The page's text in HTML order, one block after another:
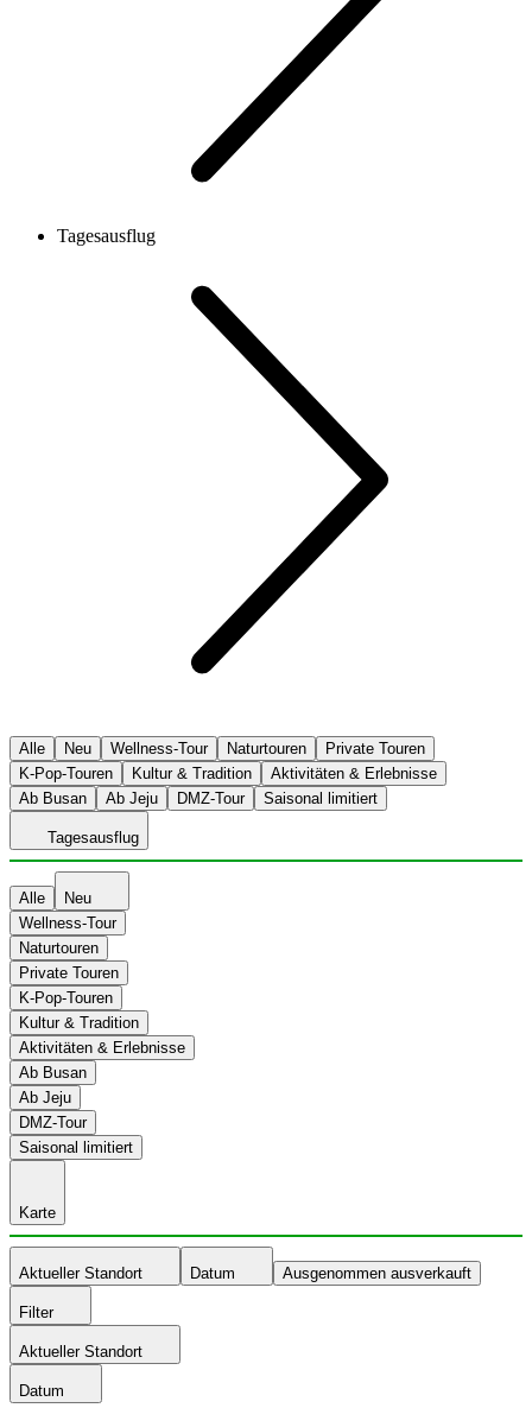
Tagesausflug
Alle Neu Wellness-Tour Naturtouren
Private Touren
K-Pop-Touren
Kultur & Tradition
Aktivitäten & Erlebnisse
Ab Busan
Ab Jeju DMZ-Tour Saisonal limitiert
Tagesausflug
Alle
Neu
Wellness-Tour
Naturtouren
Private Touren
K-Pop-Touren
Kultur & Tradition
Aktivitäten & Erlebnisse
Ab Busan
Ab Jeju
DMZ-Tour
Saisonal limitiert
Karte
Aktueller Standort Datum Ausgenommen ausverkauft
Filter
Aktueller Standort
Datum